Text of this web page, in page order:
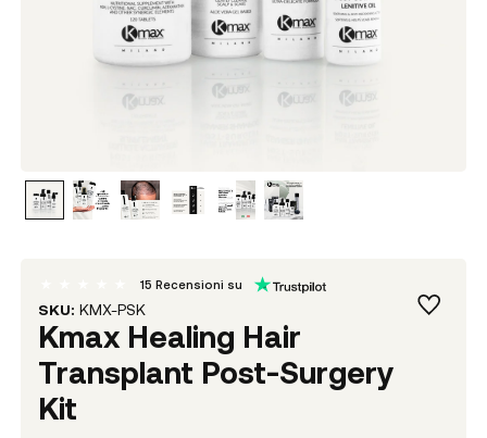
SKU: KMX-PSK
Kmax Healing Hair
Transplant Post-Surgery
Kit
15 Recensioni su